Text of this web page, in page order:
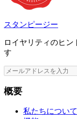
スタンピージー
ロイヤリティのヒン
す
概要
私たちについて